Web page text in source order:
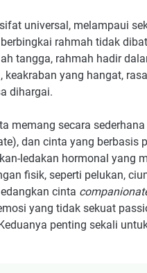
universal, melampaui
rahmah tidak
tangga, rahmah hadir
keakraban yang hangat,
dihargai.
memang secara
dan cinta yang berbasis
ledakan hormonal yang
fisik, seperti pelukan,
cinta
yang tidak sekuat
penting sekali